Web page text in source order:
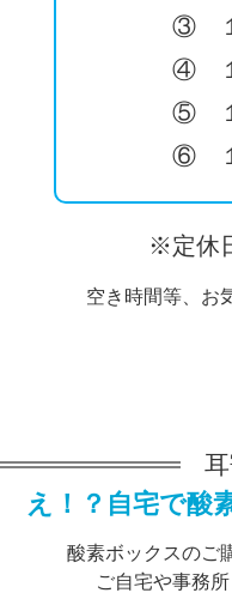
③ １
④ １
⑤ １
⑥ １
※定休
空き時間等、お
え！？自宅で酸
酸素ボックスのご
ご自宅や事務